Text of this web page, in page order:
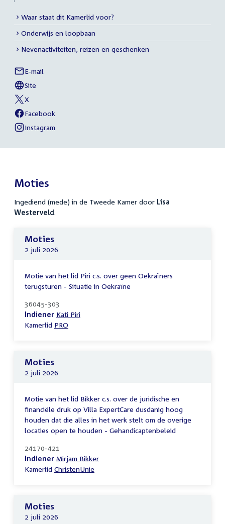
Meer
info
Waar staat dit Kamerlid voor?
Onderwijs en loopbaan
Nevenactiviteiten, reizen en geschenken
Links
naar
sociale
media
E-mail
Lisa
Westerveld
External
link:
Site
van
Lisa
Westerveld
External
link:
X
van
Lisa
Westerveld
External
link:
Facebook
van
Lisa
Westerveld
External
Instagram
van
Westerveld
Moties
Ingediend (mede) in de Tweede Kamer door Lisa
Westerveld.
Moties
2 juli 2026
Motie van het lid Piri c.s. over geen Oekraïners
terugsturen - Situatie in Oekraïne
36045-303
Indiener Kati Piri
Kamerlid PRO
Moties
2 juli 2026
Motie van het lid Bikker c.s. over de juridische en
financiële druk op Villa ExpertCare dusdanig hoog
houden dat die alles in het werk stelt om de overige
locaties open te houden - Gehandicaptenbeleid
24170-421
Indiener Mirjam Bikker
Kamerlid ChristenUnie
Moties
2 juli 2026